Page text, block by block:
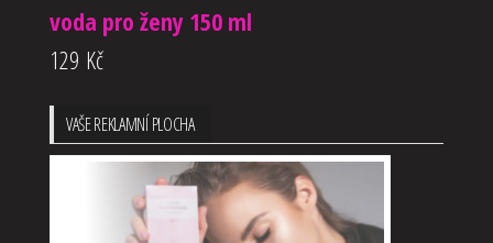
voda pro ženy 150 ml
129 Kč
VAŠE REKLAMNÍ PLOCHA